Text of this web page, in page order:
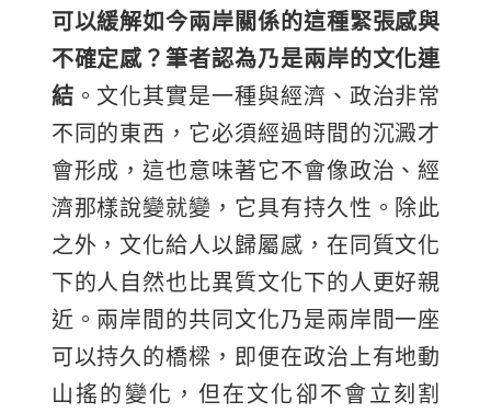
可以緩解如今兩岸關係的這種緊張感與
不確定感？筆者認為乃是兩岸的文化連
結 。文化其實是一種與經濟、政治非常
不同的東西，它必須經過時間的沉澱才
會形成，這也意味著它不會像政治、經
濟那樣說變就變，它具有持久性。除此
之外，文化給人以歸屬感，在同質文化
下的人自然也比異質文化下的人更好親
近。兩岸間的共同文化乃是兩岸間一座
可以持久的橋樑，即便在政治上有地動
山搖的變化，但在文化卻不會立刻割